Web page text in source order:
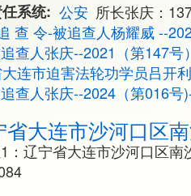
系统
公安 所长张庆：
查 令-被追查人杨耀威 --
查人张庆--2021（第147
连市迫害法轮功学员吕开
查人张庆--2024（第016
省大连市沙河口区
：辽宁省大连市沙河口区